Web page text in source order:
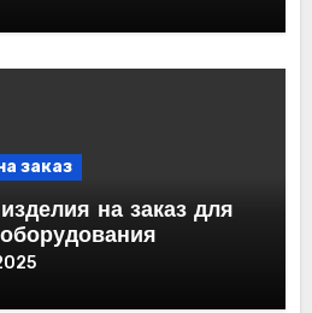
заказ
на заказ для